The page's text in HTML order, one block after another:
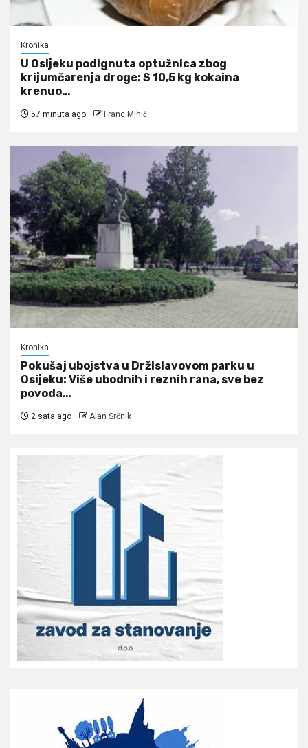
Kronika
U Osijeku podignuta optužnica zbog
krijumčarenja droge: S 10,5 kg kokaina
krenuo…
57 minuta ago Franc Mihić
Kronika
Pokušaj ubojstva u Držislavovom parku u
Osijeku: Više ubodnih i reznih rana, sve bez
povoda…
2 sata ago Alan Srčnik